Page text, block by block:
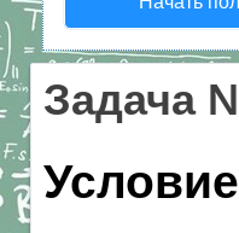
Задача
Условие